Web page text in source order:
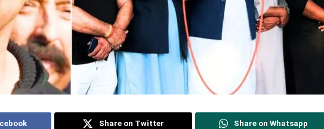
Share on Twitter Share on Whatsapp